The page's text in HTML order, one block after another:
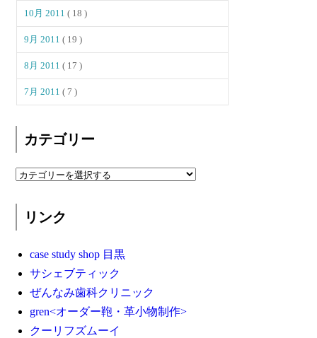
10月 2011( 18 )
9月 2011( 19 )
8月 2011( 17 )
7月 2011( 7 )
カテゴリー
リンク
case study shop 目黒
サシェブティック
ぜんなみ歯科クリニック
gren<オーダー鞄・革小物制作>
クーリフズムーイ